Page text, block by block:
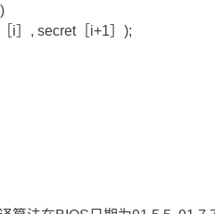
i］, secret［i+1］);